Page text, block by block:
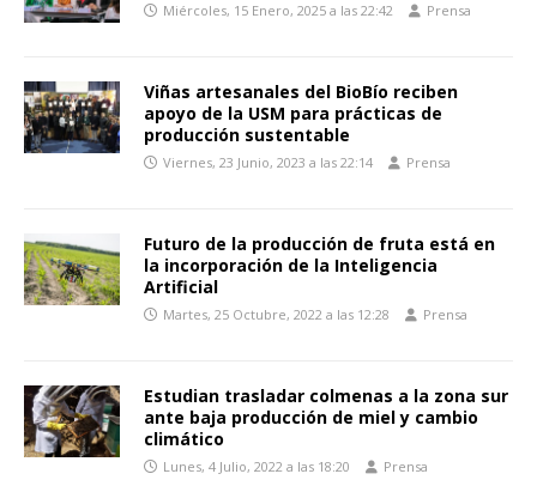
Miércoles, 15 Enero, 2025 a las 22:42 Prensa
Viñas artesanales del BioBío reciben
apoyo de la USM para prácticas de
producción sustentable
Viernes, 23 Junio, 2023 a las 22:14 Prensa
Futuro de la producción de fruta está en
la incorporación de la Inteligencia
Artificial
Martes, 25 Octubre, 2022 a las 12:28 Prensa
Estudian trasladar colmenas a la zona sur
ante baja producción de miel y cambio
climático
Lunes, 4 Julio, 2022 a las 18:20 Prensa